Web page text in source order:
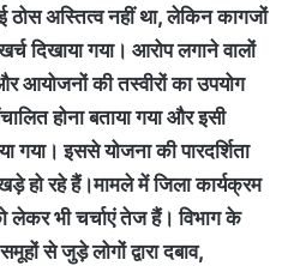
ठोस अस्तित्व नहीं था, लेकिन कागजों
दिखाया गया। आरोप लगाने वालों
आयोजनों की तस्वीरों का उपयोग
होना बताया गया और इसी
गया। इससे योजना की पारदर्शिता
हो रहे हैं।मामले में जिला कार्यक्रम
लेकर भी चर्चाएं तेज हैं। विभाग के
से जुड़े लोगों द्वारा दबाव,